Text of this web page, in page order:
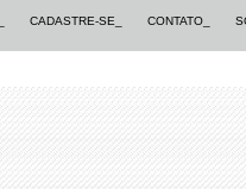
CADASTRE-SE_ CONTATO_